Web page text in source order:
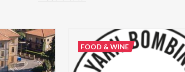
FOOD & WINE